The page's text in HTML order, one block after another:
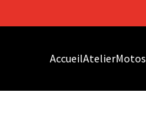
AccueilAtelierMotos